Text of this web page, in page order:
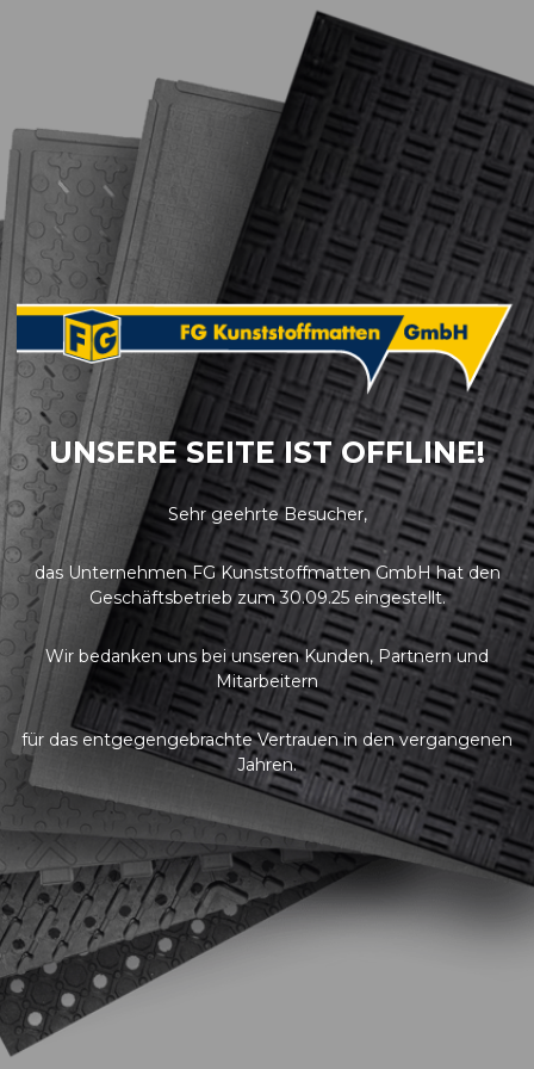
UNSERE SEITE IST OFFLINE!
Sehr geehrte Besucher,
das Unternehmen FG Kunststoffmatten GmbH hat den
Geschäftsbetrieb zum 30.09.25 eingestellt.
Wir bedanken uns bei unseren Kunden, Partnern und
Mitarbeitern
für das entgegengebrachte Vertrauen in den vergangenen
Jahren.